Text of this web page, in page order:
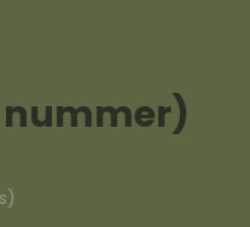
nummer)